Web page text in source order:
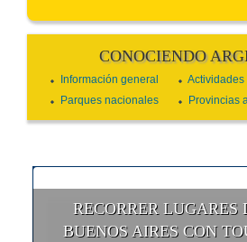
CONOCIENDO
Información general
Actividades
Parques nacionales
Provincias
RECORRER LUGARES
BUENOS AIRES CON